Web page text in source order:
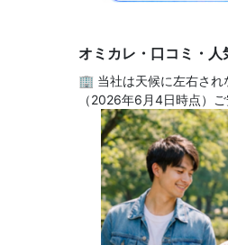
オミカレ・口コミ・
🏢 当社は天候に左右され
（2026年6月4日時点）